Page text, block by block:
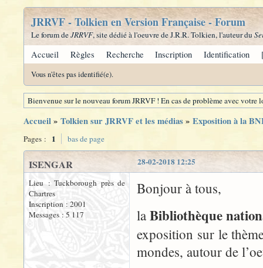
JRRVF - Tolkien en Version Française - Forum
Le forum deJRRVF, site dédié à l'oeuvre de J.R.R. Tolkien, l'auteur du
Accueil Règles Recherche Inscription Identification
Vous n'êtes pas identifié(e).
Bienvenue sur le nouveau forum JRRVF ! En cas de problème avec
Accueil» Tolkien sur JRRVF et les médias» Exposition à la
Pages : 1 bas de page
28-02-2018 12:25
ISENGAR
Lieu : Tuckborough près de
Chartres
Inscription : 2001
Messages : 5 117
Bonjour à tous,
laBibliothèque
exposition sur le
mondes, autour de